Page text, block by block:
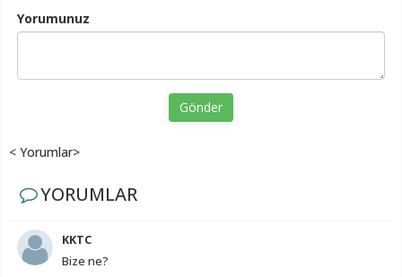
Yorumunuz
Gönder
< Yorumlar>
YORUMLAR
KKTC
Bize ne?